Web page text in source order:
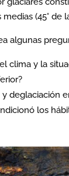
(45° de
algunas
clima y la
deglaciación
los